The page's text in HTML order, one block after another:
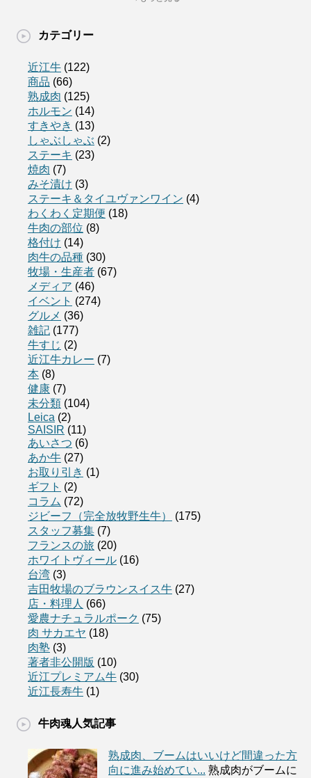
カテゴリー
近江牛 (122)
商品 (66)
熟成肉 (125)
ホルモン (14)
すきやき (13)
しゃぶしゃぶ (2)
ステーキ (23)
焼肉 (7)
みそ漬け (3)
ステーキ＆タイユヴァンワイン (4)
わくわく定期便 (18)
牛肉の部位 (8)
格付け (14)
肉牛の品種 (30)
牧場・生産者 (67)
メディア (46)
イベント (274)
グルメ (36)
雑記 (177)
牛すじ (2)
近江牛カレー (7)
本 (8)
健康 (7)
未分類 (104)
Leica (2)
SAISIR (11)
あいさつ (6)
あか牛 (27)
お取り引き (1)
ギフト (2)
コラム (72)
ジビーフ（完全放牧野生牛）
(175)
スタッフ募集 (7)
フランスの旅 (20)
ホワイトヴィール (16)
台湾 (3)
吉田牧場のブラウンスイス牛 (27)
店・料理人 (66)
愛農ナチュラルポーク (75)
肉 サカエヤ (18)
肉塾 (3)
著者非公開版 (10)
近江プレミアム牛 (30)
近江長寿牛 (1)
牛肉魂人気記事
熟成肉、ブームはいいけど間違った方
向に進み始めてい... 熟成肉がブームに